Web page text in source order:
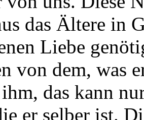
das Ältere in
Liebe
von dem, was
das kann
er selber ist.